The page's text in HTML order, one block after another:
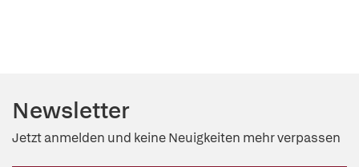
Newsletter
Jetzt anmelden und keine Neuigkeiten mehr verpassen